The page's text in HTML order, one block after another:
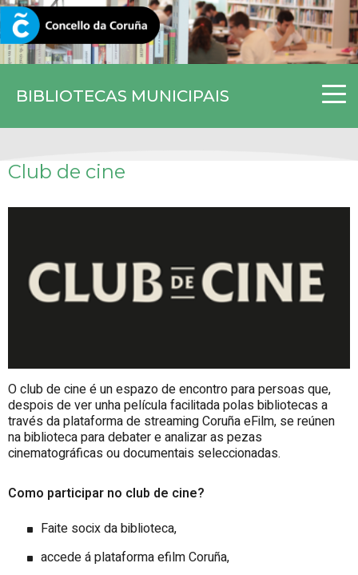
BIBLIOTECAS MUNICIPAIS
CORUNA.GAL
Club de cine
O club de cine é un espazo de encontro para persoas que,
despois de ver unha película facilitada polas bibliotecas a
través da plataforma de streaming Coruña eFilm, se reúnen
na biblioteca para debater e analizar as pezas
cinematográficas ou documentais seleccionadas.
Como participar no club de cine?
Faite socix da biblioteca,
accede á plataforma efilm Coruña,